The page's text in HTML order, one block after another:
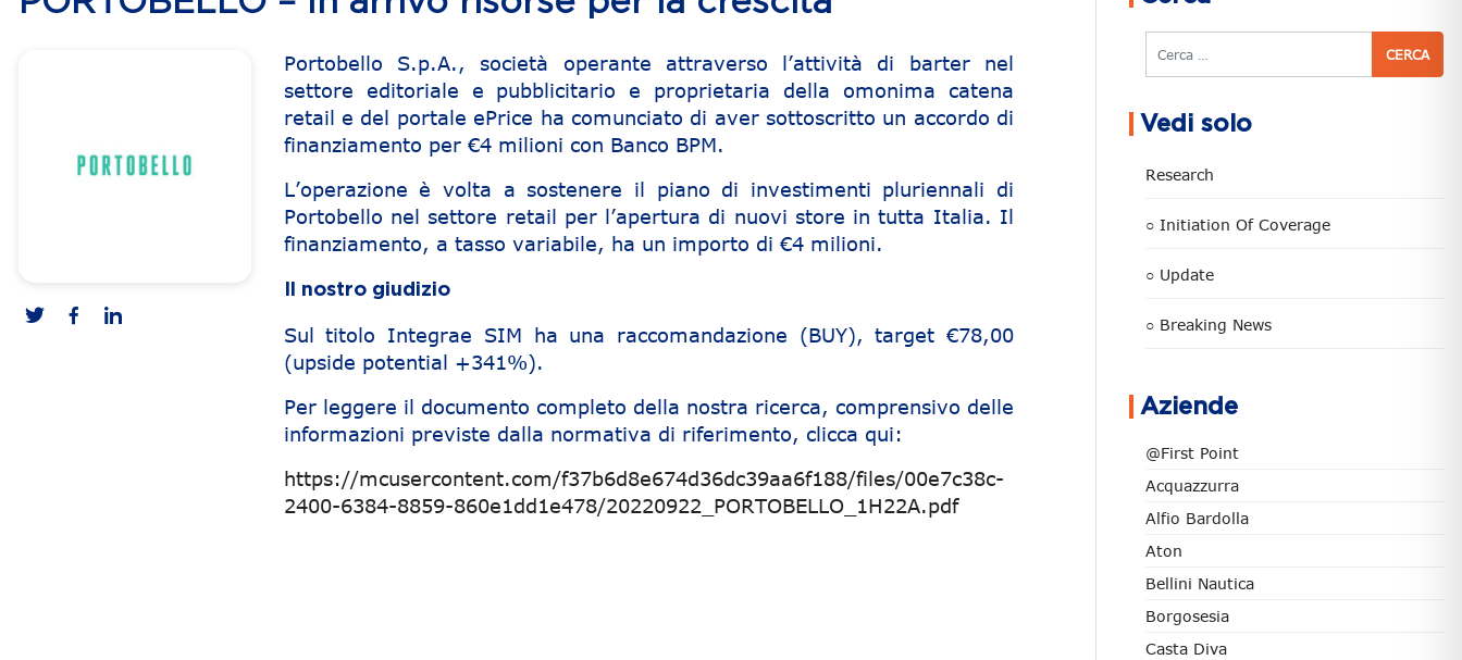
Portobello S.p.A., società operante attraverso l’attività di barter nel
settore editoriale e pubblicitario e proprietaria della omonima catena
retail e del portale ePrice ha comunciato di aver sottoscritto un accordo di
finanziamento per €4 milioni con Banco BPM.
L’operazione è volta a sostenere il piano di investimenti pluriennali di
Portobello nel settore retail per l’apertura di nuovi store in tutta Italia. Il
finanziamento, a tasso variabile, ha un importo di €4 milioni.
Il nostro giudizio
Sul titolo Integrae SIM ha una raccomandazione (BUY), target €78,00
(upside potential +341%).
Per leggere il documento completo della nostra ricerca, comprensivo delle
informazioni previste dalla normativa di riferimento, clicca qui:
https://mcusercontent.com/f37b6d8e674d36dc39aa6f188/files/00e7c38c-
2400-6384-8859-860e1dd1e478/20220922_PORTOBELLO_1H22A.pdf
Cerca
Vedi solo
Research
○ Initiation Of Coverage
○ Update
○ Breaking News
Aziende
@First Point
Acquazzurra
Alfio Bardolla
Aton
Bellini Nautica
Borgosesia
Casta Diva